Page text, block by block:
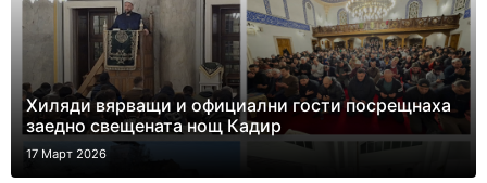
Хиляди вярващи и официални гости посрещнаха
заедно свещената нощ Кадир
17 Март 2026